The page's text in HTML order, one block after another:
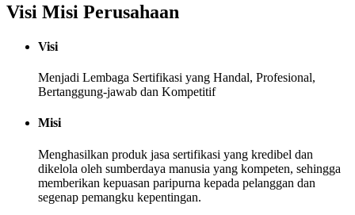
Visi Misi Perusahaan
Visi
Menjadi Lembaga Sertifikasi yang Handal, Profesional,
Bertanggung-jawab dan Kompetitif
Misi
Menghasilkan produk jasa sertifikasi yang kredibel dan
dikelola oleh sumberdaya manusia yang kompeten, sehingga
memberikan kepuasan paripurna kepada pelanggan dan
segenap pemangku kepentingan.